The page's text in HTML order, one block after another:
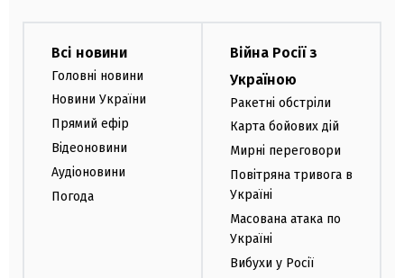
Всі новини
Головні новини
Новини України
Прямий ефір
Відеоновини
Аудіоновини
Погода
Війна Росії з
Україною
Ракетні обстріли
Карта бойових дій
Мирні переговори
Повітряна тривога в
Україні
Масована атака по
Україні
Вибухи у Росії